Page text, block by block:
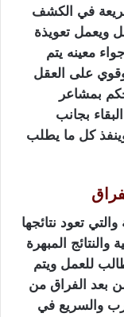
في الكشف
ويعمل تعويذة
معينه يتم
وقوي على العقل
بمشاعر
بجانب
كل ما يطلب
تعود نتائجها
والنتائج المبهرة
للعمل ويتم
بعد الفراق من
والسريع في